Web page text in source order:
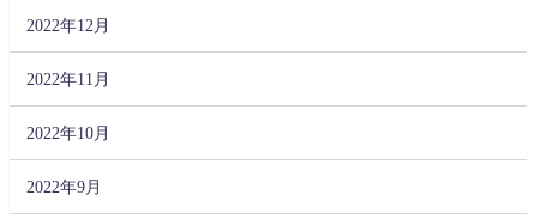
2022年12月
2022年11月
2022年10月
2022年9月